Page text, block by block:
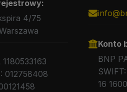
4/75
012758408
Konto
BNP
16